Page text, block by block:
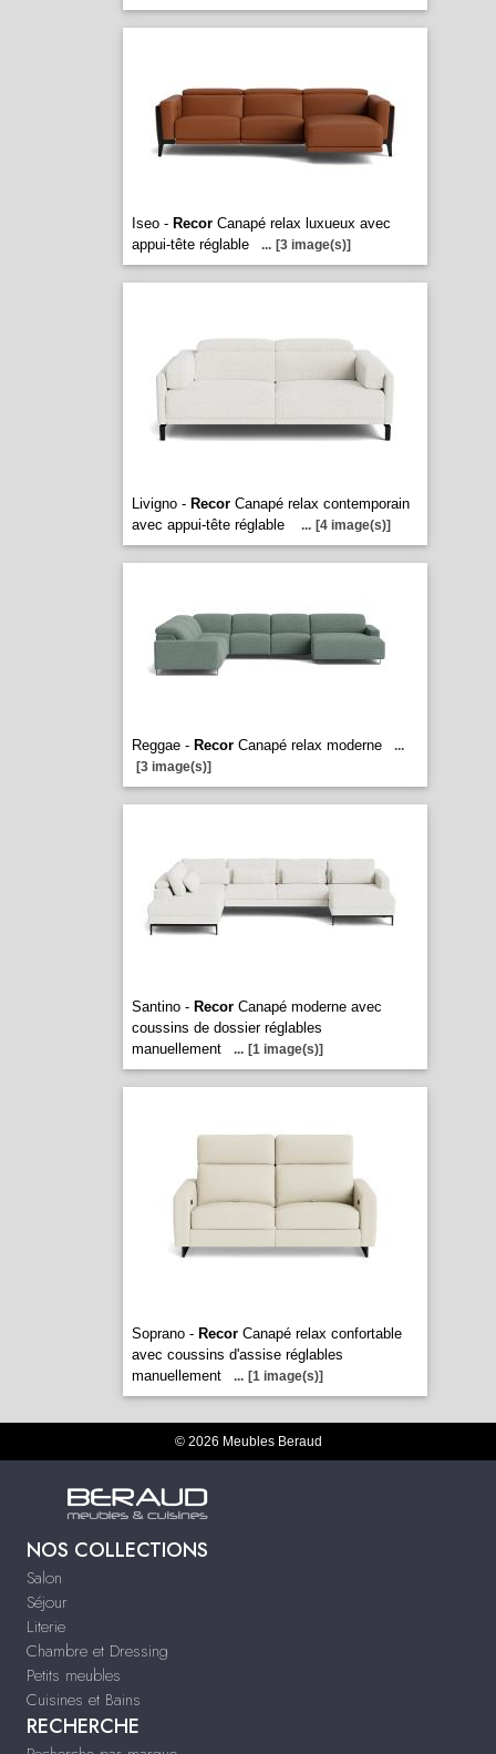
Iseo - RecorCanapé relax luxueux avec
appui-tête réglable
... [3 image(s)]
Livigno - RecorCanapé relax contemporain
avec appui-tête réglable
... [4 image(s)]
Reggae - RecorCanapé relax moderne
...
[3 image(s)]
Santino - RecorCanapé moderne avec
coussins de dossier réglables
manuellement
... [1 image(s)]
Soprano - RecorCanapé relax confortable
avec coussins d'assise réglables
manuellement
... [1 image(s)]
© 2026 Meubles Beraud
NOS COLLECTIONS
Salon
Séjour
Literie
Chambre et Dressing
Petits meubles
Cuisines et Bains
RECHERCHE